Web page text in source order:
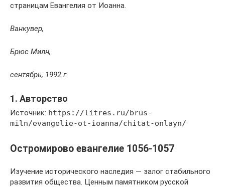
страницам Евангелия от Иоанна.
Ванкувер,
Брюс Милн,
сентябрь, 1992 г.
1. Авторство
Источник: https://litres.ru/brus-
miln/evangelie-ot-ioanna/chitat-onlayn/
Остромирово евангелие 1056-1057
Изучение исторического наследия — залог стабильного
развития общества. Ценным памятником русской